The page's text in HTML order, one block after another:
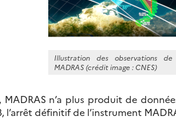
Illustration des observations de
MADRAS (crédit image : CNES)
n’a plus produit de
l’arrêt définitif de l’instrument